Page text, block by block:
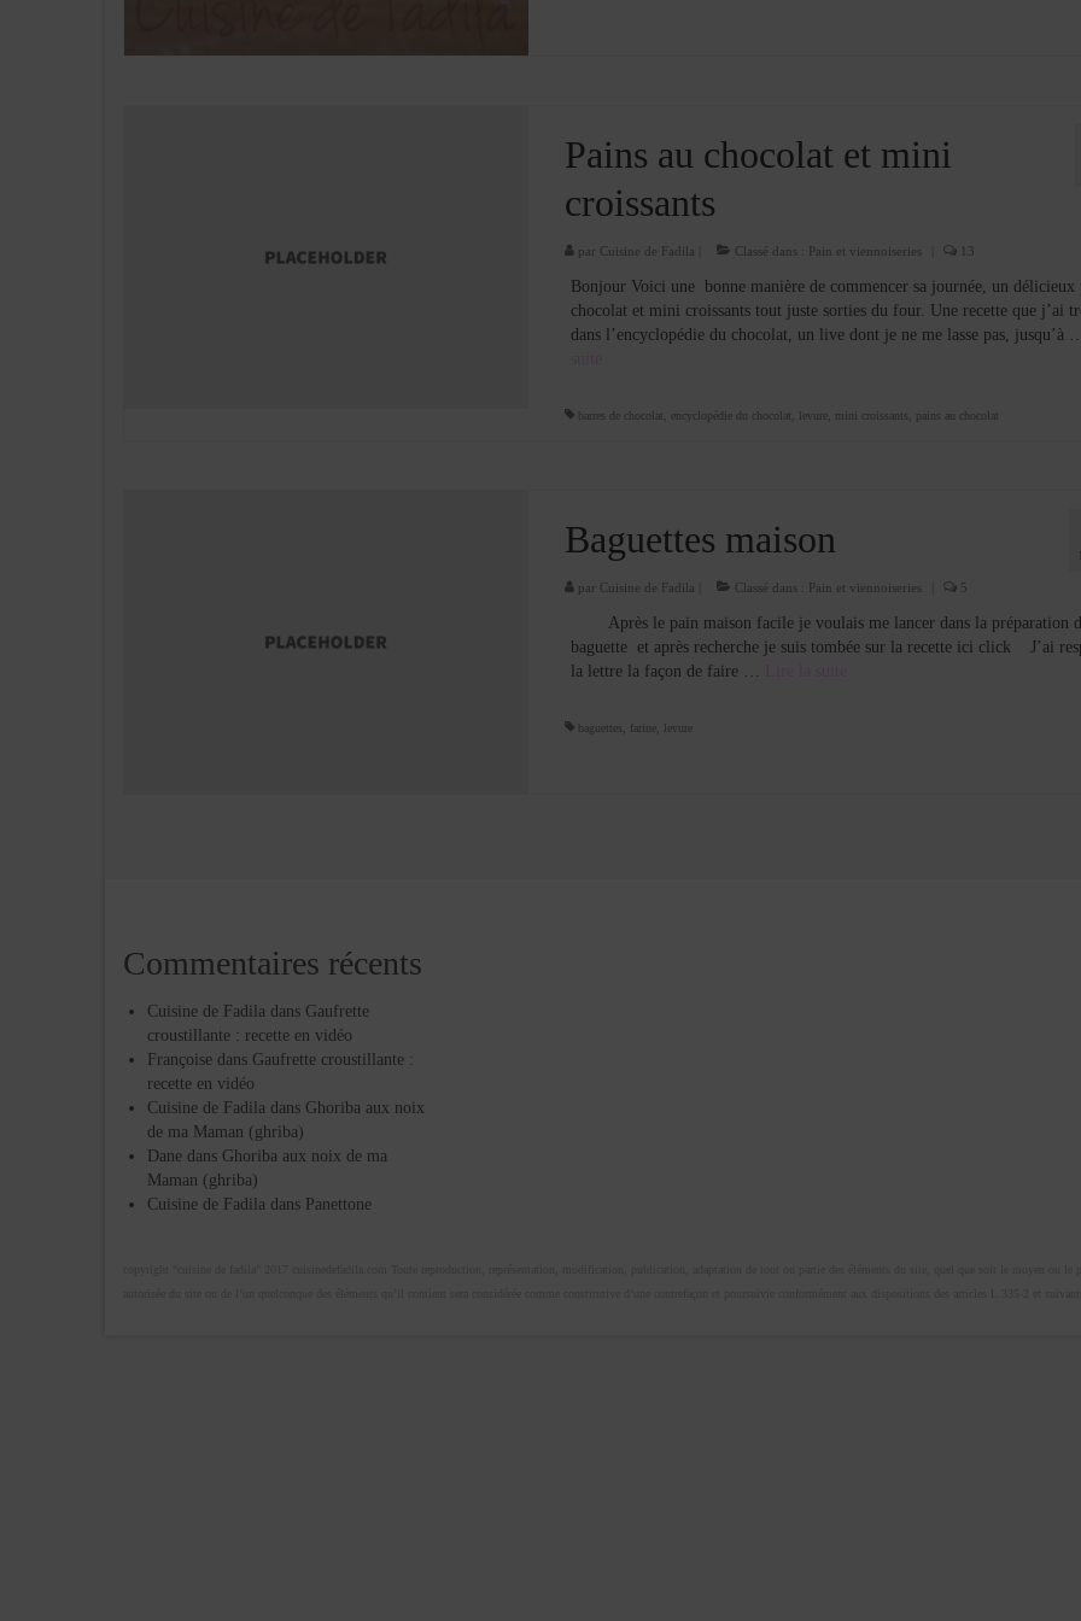
Pains au chocolat et mini
croissants
par Cuisine de Fadila Classé dans : Pain et viennoiseries 13
Bonjour Voici une bonne manière de commencer sa journée, un délicieux
chocolat et mini croissants tout juste sorties du four. Une recette que j’ai
dans l’encyclopédie du chocolat, un live dont je ne me lasse pas, jusqu’à …
barres de chocolat encyclopédie du chocolat levure, mini croissants pains au chocolat
Baguettes maison
par Cuisine de Fadila Classé dans : Pain et viennoiseries 5
Après le pain maison facile je voulais me lancer dans la préparation
baguette et après recherche je suis tombée sur la recette ici click J’ai
la lettre la façon de faire …
baguettes farine, levure
Commentaires récents
Cuisine de Fadila dans Gaufrette
croustillante : recette en vidéo
Françoise dans Gaufrette croustillante :
recette en vidéo
Cuisine de Fadila dans Ghoriba aux noix
de ma Maman (ghriba)
Dane dans Ghoriba aux noix de ma
Maman (ghriba)
Cuisine de Fadila dans Panettone